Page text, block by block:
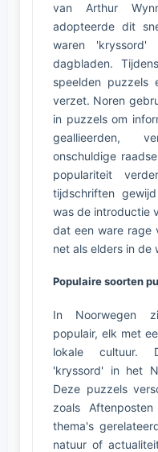
van Arthur
adopteerde dit
waren
dagbladen.
speelden puzzels
verzet. Noren
in puzzels om
geallieerden,
onschuldige
populariteit
tijdschriften
was de introductie
dat een ware rage
net als elders in de
Populaire soorten
In Noorwegen
populair, elk met
lokale cultuur.
'kryssord' in het
Deze puzzels
zoals
thema's
natuur of